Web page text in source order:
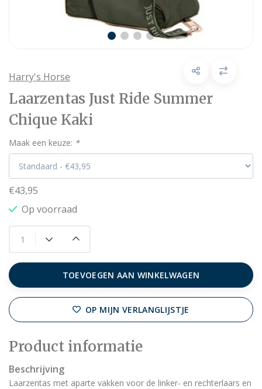
Harry's Horse
Laarzentas Just Ride Summer
Chique Kaki
Maak een keuze: *
€43,95
Op voorraad
TOEVOEGEN AAN WINKELWAGEN
OP MIJN VERLANGLIJSTJE
Product informatie
Beschrijving
Laarzentas met aparte vakken voor de linker- en rechterlaars en